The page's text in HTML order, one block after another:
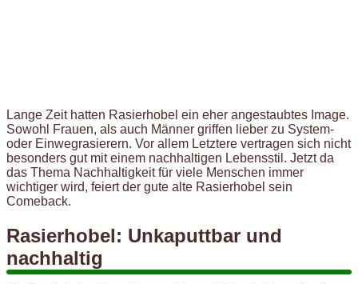
Lange Zeit hatten Rasierhobel ein eher angestaubtes Image.
Sowohl Frauen, als auch Männer griffen lieber zu System-
oder Einwegrasierern. Vor allem Letztere vertragen sich nicht
besonders gut mit einem nachhaltigen Lebensstil. Jetzt da
das Thema Nachhaltigkeit für viele Menschen immer
wichtiger wird, feiert der gute alte Rasierhobel sein
Comeback.
Rasierhobel: Unkaputtbar und
nachhaltig